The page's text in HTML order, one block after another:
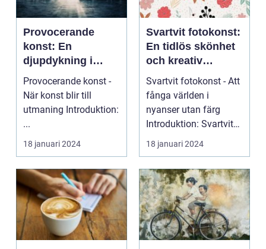
Provocerande
konst: En
djupdykning i
utmanande
formgivning
Provocerande konst -
När konst blir till
utmaning Introduktion:
...
18 januari 2024
Svartvit fotokonst:
En tidlös skönhet
och kreativ
uttrycksform
Svartvit fotokonst - Att
fånga världen i
nyanser utan färg
Introduktion: Svartvit
fotokonst har län...
18 januari 2024